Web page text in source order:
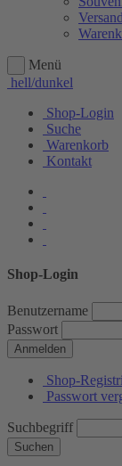
Menü
hell/dunkel
Shop-Login
Suche
Warenkorb
Kontakt
Shop-Login
Benutzername
Passwort
Anmelden
Shop-
Passwort
Suchbegriff
Suchen